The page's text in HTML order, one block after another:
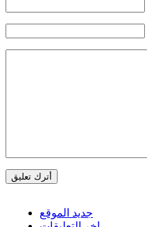
جديد الموقع